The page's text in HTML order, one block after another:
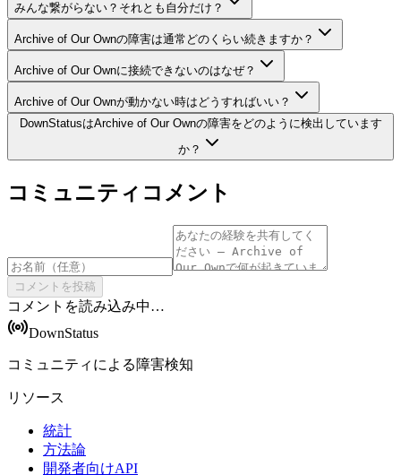
みんな繋がらない？それとも自分だけ？
Archive of Our Ownの障害は通常どのくらい続きますか？
Archive of Our Ownに接続できないのはなぜ？
Archive of Our Ownが動かない時はどうすればいい？
DownStatusはArchive of Our Ownの障害をどのように検出しています
か？
コミュニティコメント
コメントを投稿
コメントを読み込み中…
DownStatus
コミュニティによる障害検知
リソース
統計
方法論
開発者向けAPI